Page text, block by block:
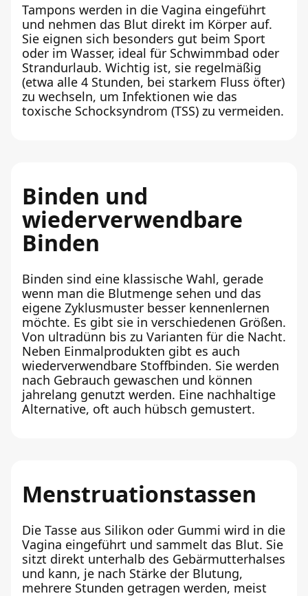
Tampons werden in die Vagina eingeführt
und nehmen das Blut direkt im Körper auf.
Sie eignen sich besonders gut beim Sport
oder im Wasser, ideal für Schwimmbad oder
Strandurlaub. Wichtig ist, sie regelmäßig
(etwa alle 4 Stunden, bei starkem Fluss öfter)
zu wechseln, um Infektionen wie das
toxische Schocksyndrom (TSS) zu vermeiden.
Binden und
wiederverwendbare
Binden
Binden sind eine klassische Wahl, gerade
wenn man die Blutmenge sehen und das
eigene Zyklusmuster besser kennenlernen
möchte. Es gibt sie in verschiedenen Größen.
Von ultradünn bis zu Varianten für die Nacht.
Neben Einmalprodukten gibt es auch
wiederverwendbare Stoffbinden. Sie werden
nach Gebrauch gewaschen und können
jahrelang genutzt werden. Eine nachhaltige
Alternative, oft auch hübsch gemustert.
Menstruationstassen
Die Tasse aus Silikon oder Gummi wird in die
Vagina eingeführt und sammelt das Blut. Sie
sitzt direkt unterhalb des Gebärmutterhalses
und kann, je nach Stärke der Blutung,
mehrere Stunden getragen werden, meist